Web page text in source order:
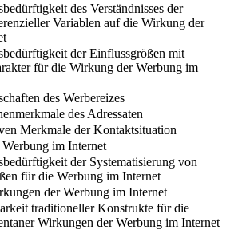
des Verständnisses der
Variablen auf die Wirkung der
der Einflussgrößen mit
für die Wirkung der Werbung im
des Werbereizes
des Adressaten
Merkmale der Kontaktsituation
im Internet
der Systematisierung von
für die Werbung im Internet
der Werbung im Internet
traditioneller Konstrukte für die
Wirkungen der Werbung im Internet